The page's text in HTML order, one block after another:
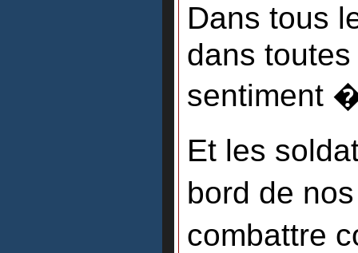
Dans tous
dans
sentiment
Et les
bord de
combattre